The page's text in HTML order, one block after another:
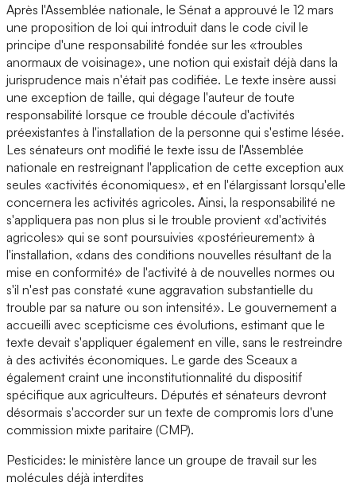
Après l'Assemblée nationale, le Sénat a approuvé le 12 mars
une proposition de loi qui introduit dans le code civil le
principe d'une responsabilité fondée sur les «troubles
anormaux de voisinage», une notion qui existait déjà dans la
jurisprudence mais n'était pas codifiée. Le texte insère aussi
une exception de taille, qui dégage l'auteur de toute
responsabilité lorsque ce trouble découle d'activités
préexistantes à l'installation de la personne qui s'estime lésée.
Les sénateurs ont modifié le texte issu de l'Assemblée
nationale en restreignant l'application de cette exception aux
seules «activités économiques», et en l'élargissant lorsqu'elle
concernera les activités agricoles. Ainsi, la responsabilité ne
s'appliquera pas non plus si le trouble provient «d'activités
agricoles» qui se sont poursuivies «postérieurement» à
l'installation, «dans des conditions nouvelles résultant de la
mise en conformité» de l'activité à de nouvelles normes ou
s'il n'est pas constaté «une aggravation substantielle du
trouble par sa nature ou son intensité». Le gouvernement a
accueilli avec scepticisme ces évolutions, estimant que le
texte devait s'appliquer également en ville, sans le restreindre
à des activités économiques. Le garde des Sceaux a
également craint une inconstitutionnalité du dispositif
spécifique aux agriculteurs. Députés et sénateurs devront
désormais s'accorder sur un texte de compromis lors d'une
commission mixte paritaire (CMP).
Pesticides: le ministère lance un groupe de travail sur les
molécules déjà interdites